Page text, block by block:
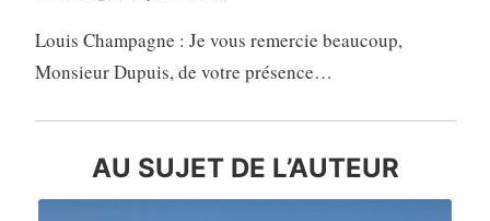
Louis Champagne : Je vous remercie beaucoup,
Monsieur Dupuis, de votre présence…
AU SUJET DE L’AUTEUR